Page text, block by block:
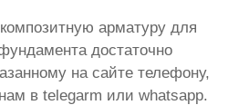
арматуру для
достаточно
на сайте телефону,
в telegarm или whatsapp.